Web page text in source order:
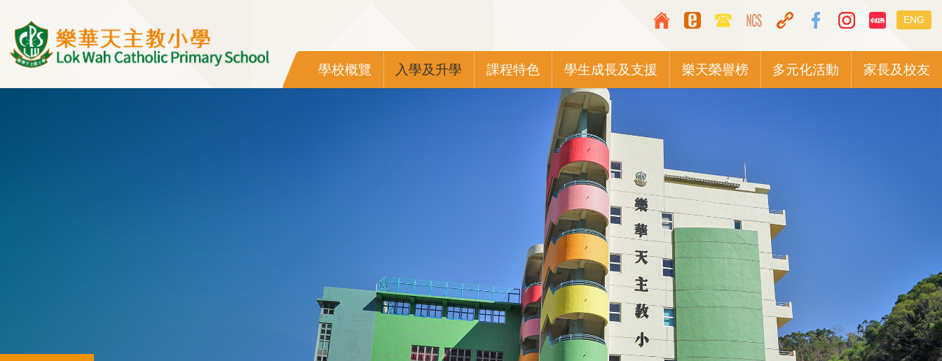
Top
Media
Icon
Button
switcher
ENG
Main
學校概覽 入學及升學 課程特色 學生成長及支援 樂天榮譽榜 多元化活動 家長及校友